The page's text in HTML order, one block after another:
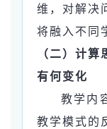
维，对解决
将融入不同
（二）计
有何变化
教学内
教学模式的